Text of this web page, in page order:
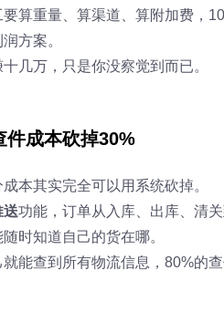
要算重量、算渠道、算附加费，
方案。
几万，只是你没察觉到而已。
件成本砍掉30%
本其实完全可以用系统砍掉。
送功能，订单从入库、出库、清
时知道自己的货在哪。
能查到所有物流信息，80%的